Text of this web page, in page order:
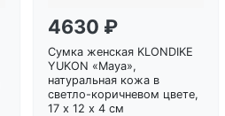
4630 ₽
Сумка женская KLONDIKE
YUKON «Maya»,
натуральная кожа в
светло-коричневом цвете,
17 х 12 х 4 см